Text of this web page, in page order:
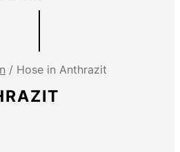
/ Hose in Anthrazit